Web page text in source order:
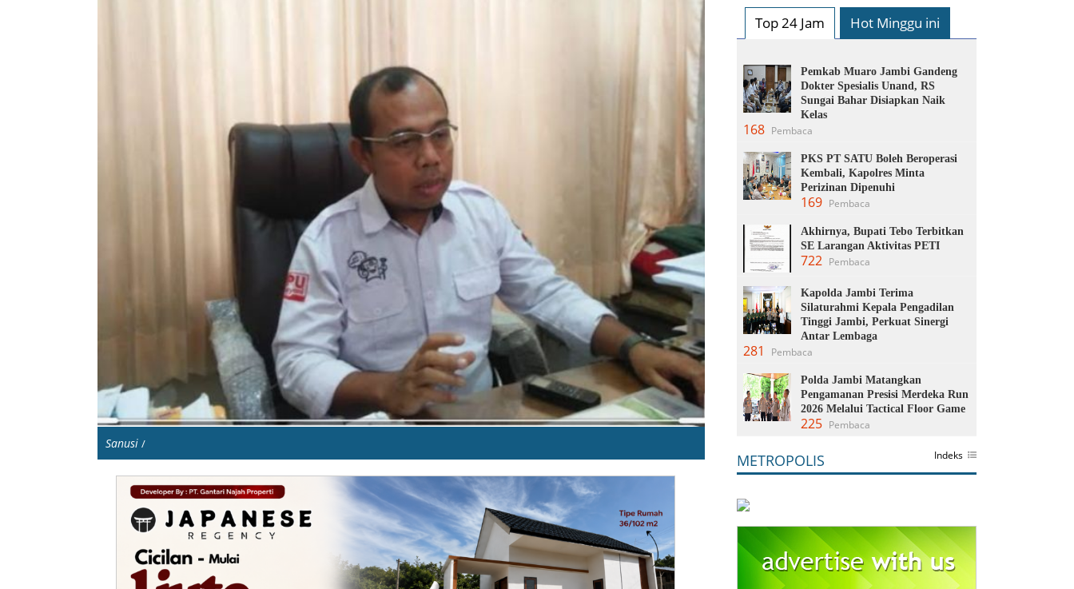
Sanusi /
Top 24 Jam Hot Minggu ini
Pemkab Muaro Jambi Gandeng
Dokter Spesialis Unand, RS
Sungai Bahar Disiapkan Naik
Kelas
168 Pembaca
PKS PT SATU Boleh Beroperasi
Kembali, Kapolres Minta
Perizinan Dipenuhi
169 Pembaca
Akhirnya, Bupati Tebo Terbitkan
SE Larangan Aktivitas PETI
722 Pembaca
Kapolda Jambi Terima
Silaturahmi Kepala Pengadilan
Tinggi Jambi, Perkuat Sinergi
Antar Lembaga
281 Pembaca
Polda Jambi Matangkan
Pengamanan Presisi Merdeka Run
2026 Melalui Tactical Floor Game
225 Pembaca
METROPOLIS Indeks